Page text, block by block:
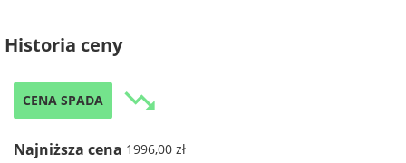
Historia ceny
CENA SPADA trending_down
Najniższa cena 1996,00 zł